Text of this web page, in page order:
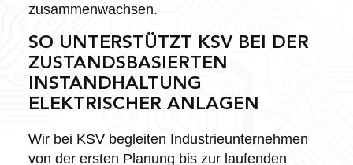
zusammenwachsen.
SO UNTERSTÜTZT KSV BEI DER
ZUSTANDSBASIERTEN
INSTANDHALTUNG
ELEKTRISCHER ANLAGEN
Wir bei KSV begleiten Industrieunternehmen
von der ersten Planung bis zur laufenden